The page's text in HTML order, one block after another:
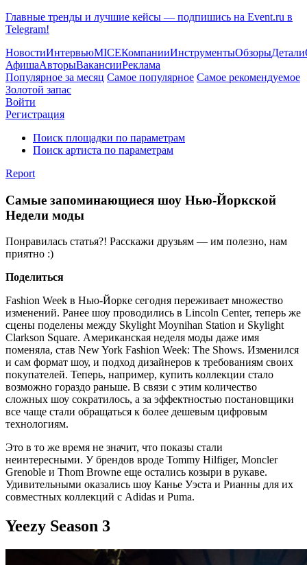
Главные тренды и лучшие кейсы — подпишись на Event.ru в
Telegram!
НовостиИнтервьюMICEКомпанииИнструментыОбзорыДетали
АфишаАвторыВакансииРеклама
Популярное за месяц Самое популярное Самое рекомендуемое
Золотой запас
Войти
Регистрация
Поиск площадки по параметрам
Поиск артиста по параметрам
Report
Самые запоминающиеся шоу Нью-Йоркской
Недели моды
Понравилась статья?! Расскажи друзьям — им полезно, нам
приятно :)
Поделиться
Fashion Week в Нью-Йорке сегодня переживает множество
изменений. Ранее шоу проводились в Lincoln Center, теперь же
сцены поделены между Skylight Moynihan Station и Skylight
Clarkson Square. Американская неделя моды даже имя
поменяла, став New York Fashion Week: The Shows. Изменился
и сам формат шоу, и подход дизайнеров к требованиям своих
покупателей. Теперь, например, купить коллекции стало
возможно гораздо раньше. В связи с этим количество
сложных шоу сократилось, а за эффектностью постановщики
все чаще стали обращаться к более дешевым цифровым
технологиям.
Это в то же время не значит, что показы стали
неинтересными. У брендов вроде Tommy Hilfiger, Moncler
Grenoble и Thom Browne еще остались козыри в рукаве.
Удивительными оказались шоу Канье Уэста и Рианны для их
совместных коллекций с Adidas и Puma.
Yeezy Season 3